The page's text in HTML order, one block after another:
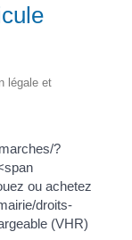
légale et
?
ou achetez
droits-
(VHR)